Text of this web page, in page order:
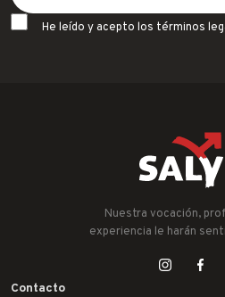
He leído y acepto los términos
Nuestra vocación,
experiencia le harán
Contacto